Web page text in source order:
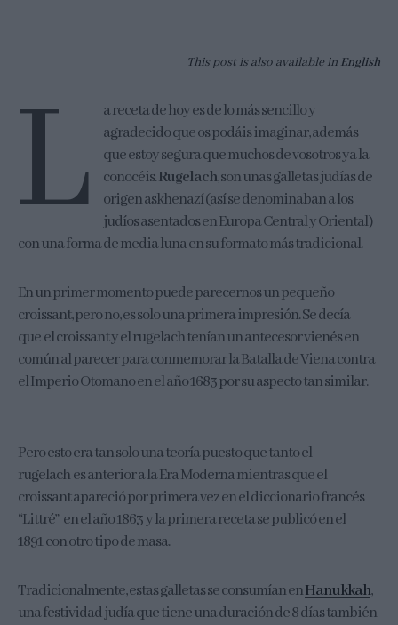
This post is also available in English
L
a receta de hoy es de lo más sencillo y
agradecido que os podáis imaginar, además
que estoy segura que muchos de vosotros ya la
conocéis.Rugelach, son unas galletas judías de
origen askhenazí (así se denominaban a los
judíos asentados en Europa Central y Oriental)
con una forma de media luna en su formato más tradicional.
En un primer momento puede parecernos un pequeño
croissant, pero no, es solo una primera impresión. Se decía
que el croissant y el rugelach tenían un antecesor vienés en
común al parecer para conmemorar la Batalla de Viena contra
el Imperio Otomano en el año 1683 por su aspecto tan similar.
Pero esto era tan solo una teoría puesto que tanto el
rugelach es anterior a la Era Moderna mientras que el
croissant apareció por primera vez en el diccionario francés
“Littré” en el año 1863 y la primera receta se publicó en el
1891 con otro tipo de masa.
Tradicionalmente, estas galletas se consumían enHanukkah,
una festividad judía que tiene una duración de 8 días también